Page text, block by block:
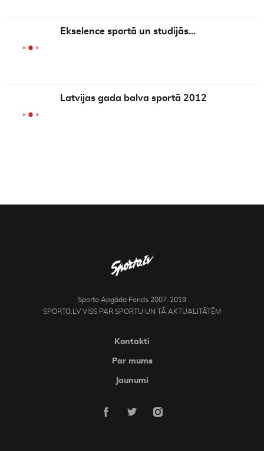
Ekselence sportā un studijās…
Latvijas gada balva sportā 2012
Sporta Apgāda Fonds 2007-2019
SPORTO.LV VISS PAR SPORTU UN TĀ AKTUALITĀTĒM
Kontakti
Par mums
Jaunumi